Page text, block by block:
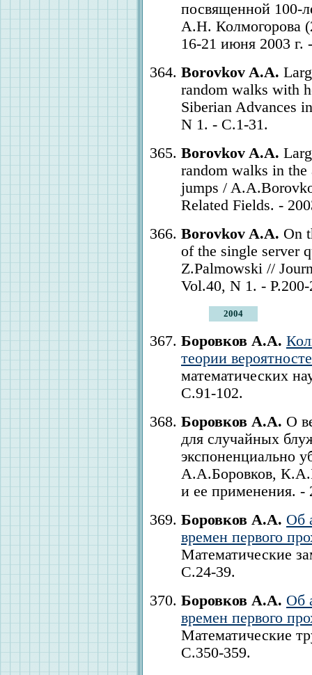
посвященной 100-
А.Н. Колмогорова
16-21 июня 2003
Borovkov A.A.
random walks with
Siberian Advances
N 1. - С.1-31.
Borovkov A.A.
random walks in
jumps /
Related Fields. -
Borovkov A.A. On
of the single server
Z.Palmowski //
Vol.40, N 1. -
2004
Боровков А.А.
теории
математических
С.91-102.
Боровков А.А. О
для случайных
экспоненциально
А.А.Боровков,
и ее применения.
Боровков А.А. Об
времен первого
Математические
С.24-39.
Боровков А.А. Об
времен первого
Математические
С.350-359.